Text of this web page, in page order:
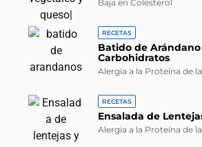
Baja en Colesterol
RECETAS
Batido de
Carbohidratos
Alergia a la Proteína de la
RECETAS
Ensalada de
Alergia a la Proteína de la